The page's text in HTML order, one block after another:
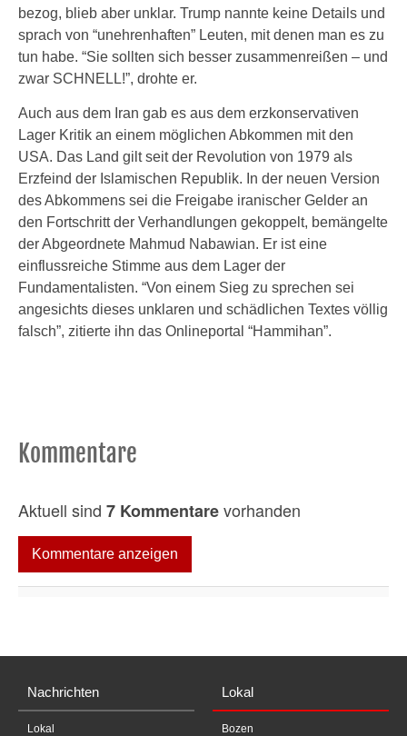
bezog, blieb aber unklar. Trump nannte keine Details und
sprach von “unehrenhaften” Leuten, mit denen man es zu
tun habe. “Sie sollten sich besser zusammenreißen – und
zwar SCHNELL!”, drohte er.
Auch aus dem Iran gab es aus dem erzkonservativen
Lager Kritik an einem möglichen Abkommen mit den
USA. Das Land gilt seit der Revolution von 1979 als
Erzfeind der Islamischen Republik. In der neuen Version
des Abkommens sei die Freigabe iranischer Gelder an
den Fortschritt der Verhandlungen gekoppelt, bemängelte
der Abgeordnete Mahmud Nabawian. Er ist eine
einflussreiche Stimme aus dem Lager der
Fundamentalisten. “Von einem Sieg zu sprechen sei
angesichts dieses unklaren und schädlichen Textes völlig
falsch”, zitierte ihn das Onlineportal “Hammihan”.
Kommentare
Aktuell sind 7 Kommentarevorhanden
Kommentare anzeigen
Nachrichten
Lokal
Lokal
Bozen